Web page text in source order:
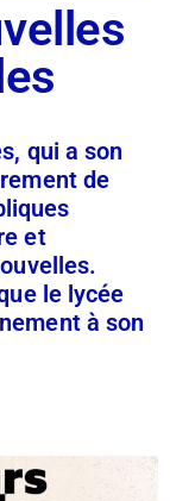
qui a son
de
et
le lycée
à son